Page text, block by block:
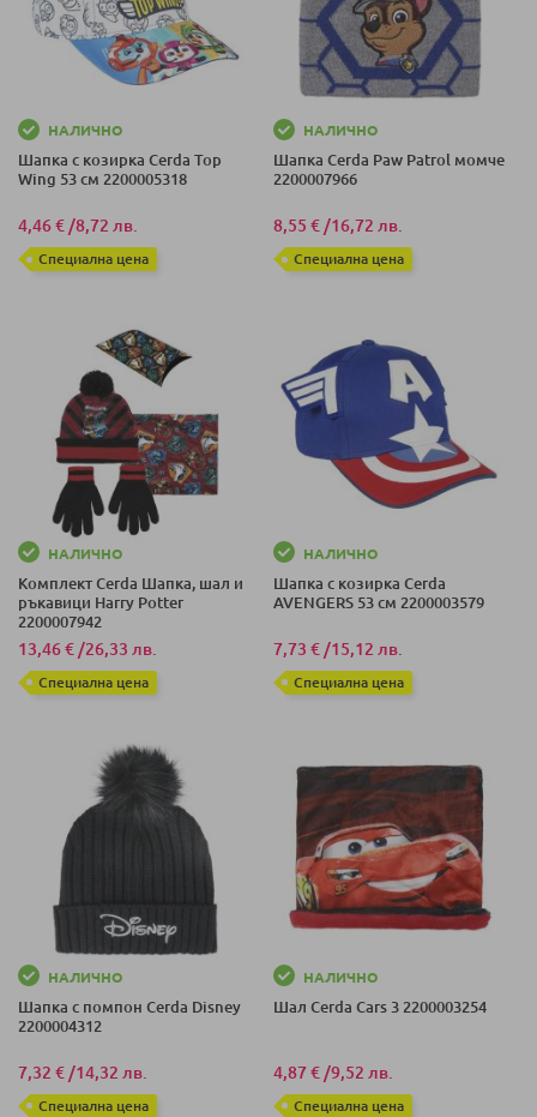
НАЛИЧНО
Шапка с козирка Cerda Top
Wing 53 см 2200005318
4,46 € /8,72 лв.
Специална цена
НАЛИЧНО
Шапка Cerda Paw Patrol момче
2200007966
8,55 € /16,72 лв.
Специална цена
НАЛИЧНО
Комплект Cerda Шапка, шал и
ръкавици Harry Potter
2200007942
13,46 € /26,33 лв.
Специална цена
НАЛИЧНО
Шапка с козирка Cerda
AVENGERS 53 см 2200003579
7,73 € /15,12 лв.
Специална цена
НАЛИЧНО
Шапка с помпон Cerda Disney
2200004312
7,32 € /14,32 лв.
Специална цена
НАЛИЧНО
Шал Cerda Cars 3 2200003254
4,87 € /9,52 лв.
Специална цена